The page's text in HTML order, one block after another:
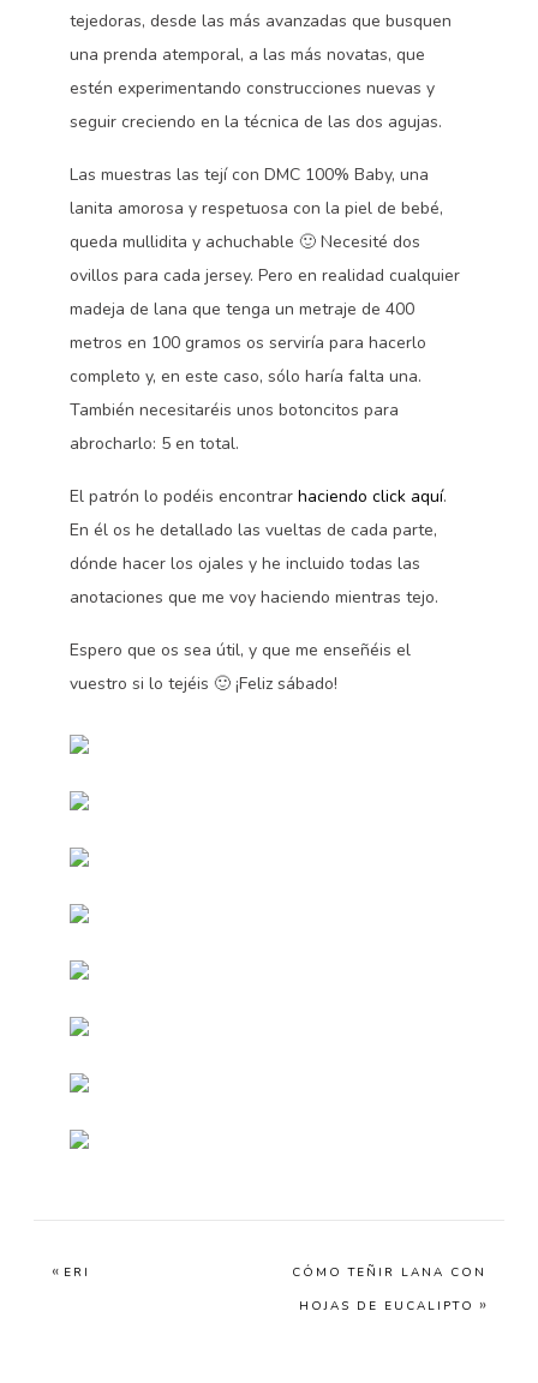
tejedoras, desde las más avanzadas que busquen
una prenda atemporal, a las más novatas, que
estén experimentando construcciones nuevas y
seguir creciendo en la técnica de las dos agujas.
Las muestras las tejí con DMC 100% Baby, una
lanita amorosa y respetuosa con la piel de bebé,
queda mullidita y achuchable 🙂 Necesité dos
ovillos para cada jersey. Pero en realidad cualquier
madeja de lana que tenga un metraje de 400
metros en 100 gramos os serviría para hacerlo
completo y, en este caso, sólo haría falta una.
También necesitaréis unos botoncitos para
abrocharlo: 5 en total.
El patrón lo podéis encontrar haciendo click aquí.
En él os he detallado las vueltas de cada parte,
dónde hacer los ojales y he incluido todas las
anotaciones que me voy haciendo mientras tejo.
Espero que os sea útil, y que me enseñéis el
vuestro si lo tejéis 🙂 ¡Feliz sábado!
« ERI
CÓMO TEÑIR LANA CON
HOJAS DE EUCALIPTO »